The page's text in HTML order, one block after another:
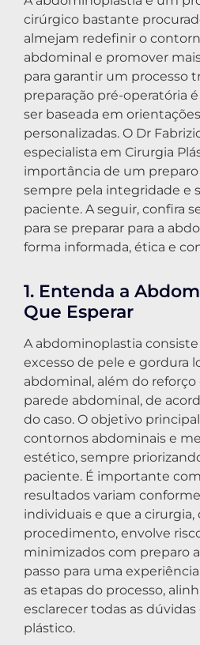
cirúrgico bastante
almejam redefinir o
abdominal e promover
para garantir um processo
preparação pré-operatória
ser baseada em
personalizadas. O Dr
especialista em Cirurgia
importância de um
sempre pela integridade e
paciente. A seguir, confira
para se preparar para a
forma informada, ética e
1. Entenda a
Que Esperar
A abdominoplastia
excesso de pele e gordura
abdominal, além do
parede abdominal, de
do caso. O objetivo
contornos abdominais e
estético, sempre
paciente. É importante
resultados variam
individuais e que a
procedimento, envolve
minimizados com preparo
passo para uma
as etapas do processo,
esclarecer todas as
plástico.